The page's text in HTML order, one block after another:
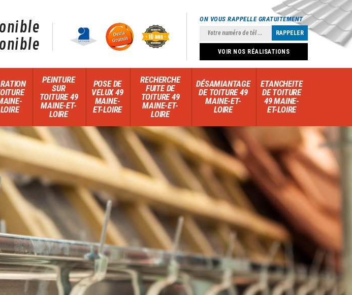
ON VOUS RAPPELLE GRATUITEMENT
VOIR NOS RÉALISATIONS
PEINTURE
SUR
TOITURE 49
MAINE-ET-
LOIRE
POSE DE
VELUX 49
MAINE-
ET-LOIRE
RECHERCHE
FUITE DE
TOITURE 49
MAINE-ET-
LOIRE
DÉSAMIANTAGE
DE TOITURE 49
MAINE-ET-
LOIRE
ETANCHEITE
DE TOITURE
49 MAINE-
ET-LOIRE